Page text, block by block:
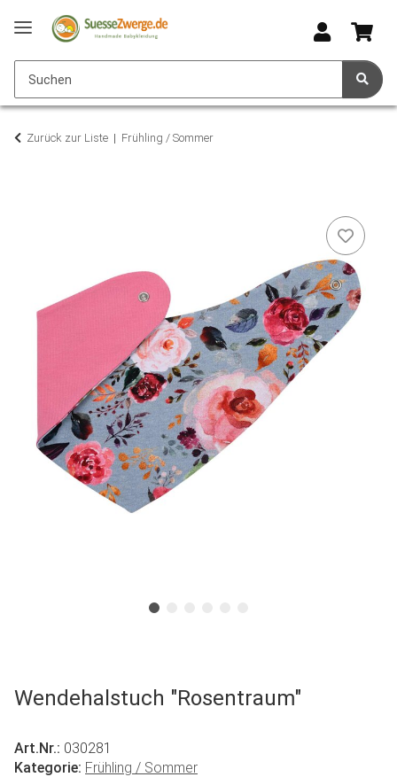
Zurück zur Liste Frühling / Sommer
Wendehalstuch "Rosentraum"
Art.Nr.: 030281
Kategorie: Frühling / Sommer